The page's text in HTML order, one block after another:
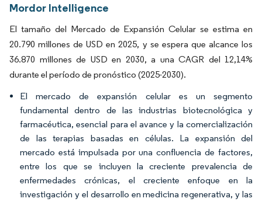
Mordor Intelligence
El tamaño del Mercado de Expansión Celular se estima en
20.790 millones de USD en 2025, y se espera que alcance los
36.870 millones de USD en 2030, a una CAGR del 12,14%
durante el período de pronóstico (2025-2030).
El mercado de expansión celular es un segmento
fundamental dentro de las industrias biotecnológica y
farmacéutica, esencial para el avance y la comercialización
de las terapias basadas en células. La expansión del
mercado está impulsada por una confluencia de factores,
entre los que se incluyen la creciente prevalencia de
enfermedades crónicas, el creciente enfoque en la
investigación y el desarrollo en medicina regenerativa, y las